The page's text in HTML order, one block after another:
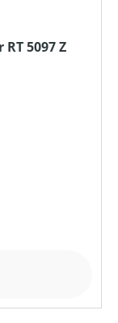
5097 Z